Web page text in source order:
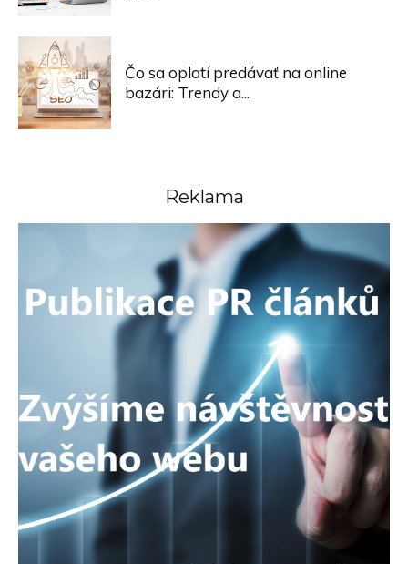
Čo sa oplatí predávať na online
bazári: Trendy a...
Reklama